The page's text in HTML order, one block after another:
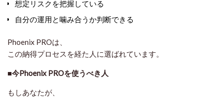
想定リスクを把握している
自分の運用と噛み合うか判断できる
Phoenix PROは、
この納得プロセス を経た人に選ばれています。
■今Phoenix PROを使うべき人
もしあなたが、